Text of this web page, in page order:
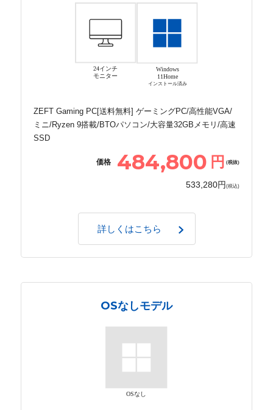
24インチ
モニター
Windows
11Home
インストール済み
ZEFT Gaming PC[送料無料] ゲーミングPC/高性能VGA/
ミニ/Ryzen 9搭載/BTOパソコン/大容量32GBメモリ/高速
SSD
価格 484,800 円 (税抜)
533,280円 (税込)
詳しくはこちら
OSなしモデル
OSなし